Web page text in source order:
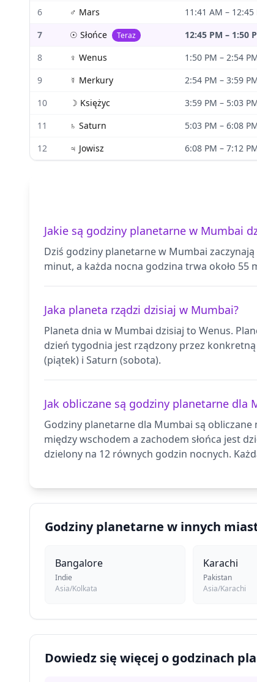
6
♂ Mars 11:41 AM – 12:45
7
☉ Słońce Teraz 12:45 PM – 1:50
8
♀ Wenus 1:50 PM – 2:54
9
☿ Merkury 2:54 PM – 3:59
10
☽ Księżyc 3:59 PM – 5:03
11
♄ Saturn 5:03 PM – 6:08
12
♃ Jowisz 6:08 PM – 7:12
Jakie są godziny planetarne w Mumbai
Dziś godziny planetarne w Mumbai
minut, a każda nocna godzina trwa około 55
Jaka planeta rządzi dzisiaj w Mumbai?
Planeta dnia w Mumbai dzisiaj to Wenus.
dzień tygodnia jest rządzony przez konkretną
(piątek) i Saturn (sobota).
Jak obliczane są godziny planetarne dla
Godziny planetarne dla Mumbai są obliczane
między wschodem a zachodem słońca jest
dzielony na 12 równych godzin nocnych.
Godziny planetarne w innych
Bangalore
Indie
Asia/Kolkata
Karachi
Pakistan
Asia/Karachi
Dowiedz się więcej o godzinach